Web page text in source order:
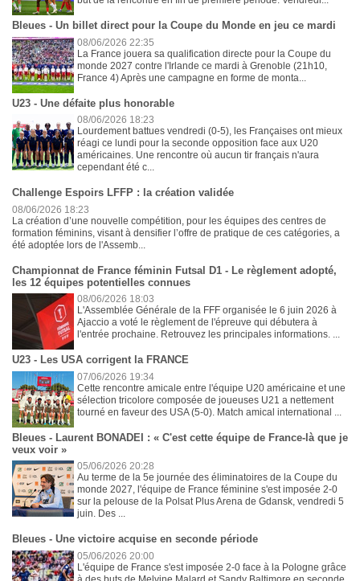
Bleues - Un billet direct pour la Coupe du Monde en jeu ce mardi
08/06/2026 22:35
La France jouera sa qualification directe pour la Coupe du
monde 2027 contre l'Irlande ce mardi à Grenoble (21h10,
France 4) Après une campagne en forme de monta...
U23 - Une défaite plus honorable
08/06/2026 18:23
Lourdement battues vendredi (0-5), les Françaises ont mieux
réagi ce lundi pour la seconde opposition face aux U20
américaines. Une rencontre où aucun tir français n'aura
cependant été c...
Challenge Espoirs LFFP : la création validée
08/06/2026 18:23
La création d’une nouvelle compétition, pour les équipes des centres de
formation féminins, visant à densifier l’offre de pratique de ces catégories, a
été adoptée lors de l'Assemb...
Championnat de France féminin Futsal D1 - Le règlement adopté,
les 12 équipes potentielles connues
08/06/2026 18:03
L'Assemblée Générale de la FFF organisée le 6 juin 2026 à
Ajaccio a voté le règlement de l'épreuve qui débutera à
l'entrée prochaine. Retrouvez les principales informations. ...
U23 - Les USA corrigent la FRANCE
07/06/2026 19:34
Cette rencontre amicale entre l'équipe U20 américaine et une
sélection tricolore composée de joueuses U21 a nettement
tourné en faveur des USA (5-0). Match amical international ...
Bleues - Laurent BONADEI : « C'est cette équipe de France-là que je
veux voir »
05/06/2026 20:28
Au terme de la 5e journée des éliminatoires de la Coupe du
monde 2027, l'équipe de France féminine s'est imposée 2-0
sur la pelouse de la Polsat Plus Arena de Gdansk, vendredi 5
juin. Des ...
Bleues - Une victoire acquise en seconde période
05/06/2026 20:00
L'équipe de France s'est imposée 2-0 face à la Pologne grâce